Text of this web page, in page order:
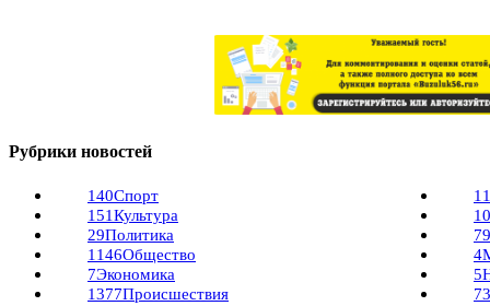
Рубрики новостей
140Спорт
151Культура
29Политика
1146Общество
7Экономика
1377Происшествия
79
4
5